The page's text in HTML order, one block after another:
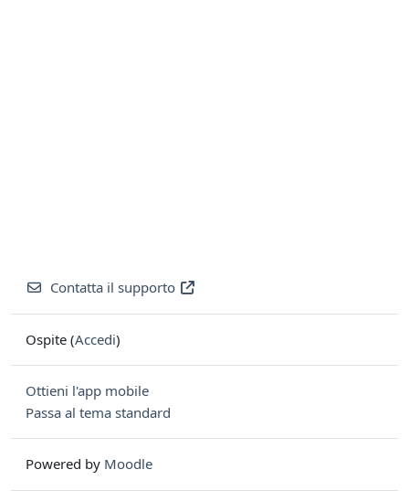
Contatta il supporto
Ospite (Accedi)
Ottieni l'app mobile
Passa al tema standard
Powered by Moodle